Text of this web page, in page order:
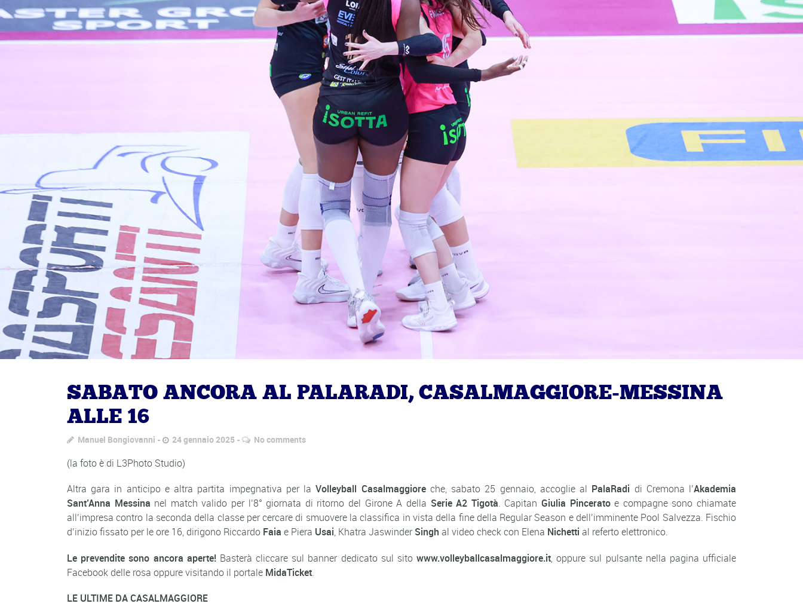
SABATO ANCORA AL PALARADI, CASALMAGGIORE-MESSINA
ALLE 16
Manuel Bongiovanni 24 gennaio 2025 No comments
(la foto è di L3Photo Studio)
Altra gara in anticipo e altra partita impegnativa per laVolleyball Casalmaggioreche, sabato 25 gennaio, accoglie al PalaRadi di Cremona l’Akademia
Sant’Anna Messina nel match valido per l’8° giornata di ritorno del Girone A della Serie A2 Tigotà. Capitan Giulia Pinceratoe compagne sono chiamate
all’impresa contro la seconda della classe per cercare di smuovere la classifica in vista della fine della Regular Season e dell’imminente Pool Salvezza. Fischio
d’inizio fissato per le ore 16, dirigono Riccardo Faia e Piera Usai, Khatra JaswinderSingh al video check con Elena Nichetti al referto elettronico.
Le prevendite sono ancora aperte! Basterà cliccare sul banner dedicato sul sitowww.volleyballcasalmaggiore.it, oppure sul pulsante nella pagina ufficiale
Facebook delle rosa oppure visitando il portale MidaTicket.
LE ULTIME DA CASALMAGGIORE